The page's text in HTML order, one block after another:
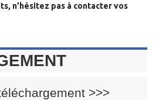
n’hésitez pas à contacter vos
>>>